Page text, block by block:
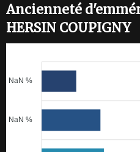
Ancienneté
HERSIN COUPIGNY
NaN %
NaN %